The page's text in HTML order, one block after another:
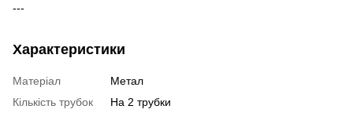
---
Характеристики
Матеріал
Метал
Кількість трубок
На 2 трубки